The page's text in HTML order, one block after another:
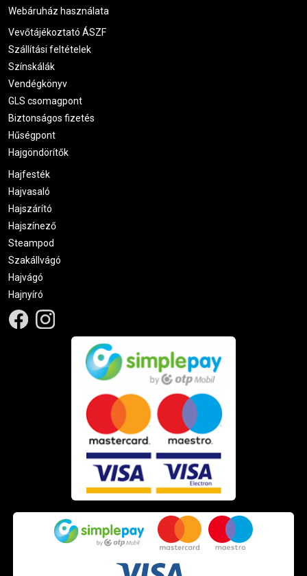
Webáruház használata
Vevőtájékoztató ÁSZF
Szállítási feltételek
Színskálák
Vendégkönyv
GLS csomagpont
Biztonságos fizetés
Hűségpont
Hajgöndörítők
Hajfesték
Hajvasaló
Hajszárító
Hajszínező
Steampod
Szakállvágó
Hajvágó
Hajnyíró